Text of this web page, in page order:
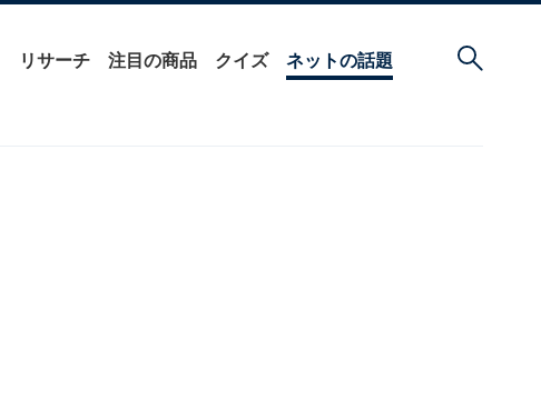
リサーチ 注目の商品 クイズ ネットの話題